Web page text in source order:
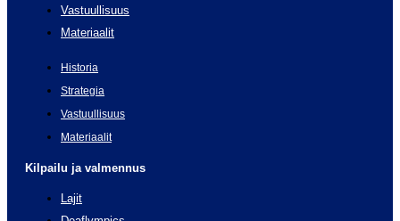
Vastuullisuus
Materiaalit
Historia
Strategia
Vastuullisuus
Materiaalit
Kilpailu ja valmennus
Lajit